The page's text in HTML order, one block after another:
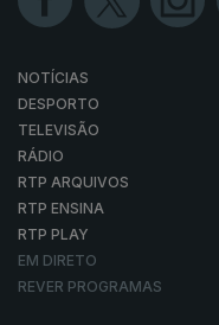
NOTÍCIAS
DESPORTO
TELEVISÃO
RÁDIO
RTP ARQUIVOS
RTP ENSINA
RTP PLAY
EM DIRETO
REVER PROGRAMAS